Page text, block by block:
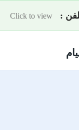
:
Click to view